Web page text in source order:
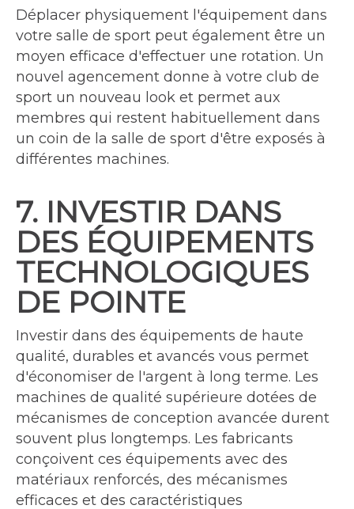
Déplacer physiquement l'équipement dans
votre salle de sport peut également être un
moyen efficace d'effectuer une rotation. Un
nouvel agencement donne à votre club de
sport un nouveau look et permet aux
membres qui restent habituellement dans
un coin de la salle de sport d'être exposés à
différentes machines.
7. INVESTIR DANS
DES ÉQUIPEMENTS
TECHNOLOGIQUES
DE POINTE
Investir dans des équipements de haute
qualité, durables et avancés vous permet
d'économiser de l'argent à long terme. Les
machines de qualité supérieure dotées de
mécanismes de conception avancée durent
souvent plus longtemps. Les fabricants
conçoivent ces équipements avec des
matériaux renforcés, des mécanismes
efficaces et des caractéristiques